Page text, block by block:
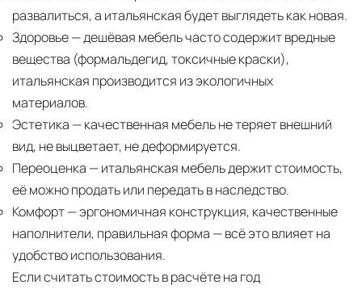
развалиться, а итальянская будет выглядеть как новая.
Здоровье— дешёвая мебель часто содержит вредные
вещества (формальдегид, токсичные краски),
итальянская производится из экологичных
материалов.
Эстетика — качественная мебель не теряет внешний
вид, не выцветает, не деформируется.
Переоценка — итальянская мебель держит стоимость,
её можно продать или передать в наследство.
Комфорт— эргономичная конструкция, качественные
наполнители, правильная форма — всё это влияет на
удобство использования.
Если считать стоимость в расчёте на год